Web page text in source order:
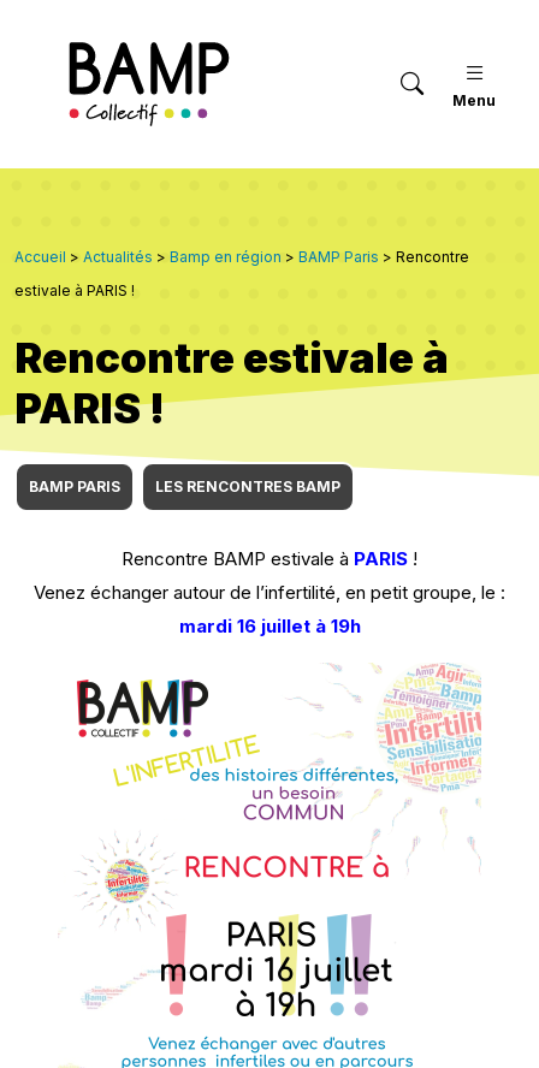
Menu
Accueil > Actualités > Bamp en région > BAMP Paris > Rencontre
estivale à PARIS !
Rencontre estivale à
PARIS !
BAMP PARIS LES RENCONTRES BAMP
Rencontre BAMP estivale à PARIS !
Venez échanger autour de l’infertilité, en petit groupe, le :
mardi 16 juillet à 19h